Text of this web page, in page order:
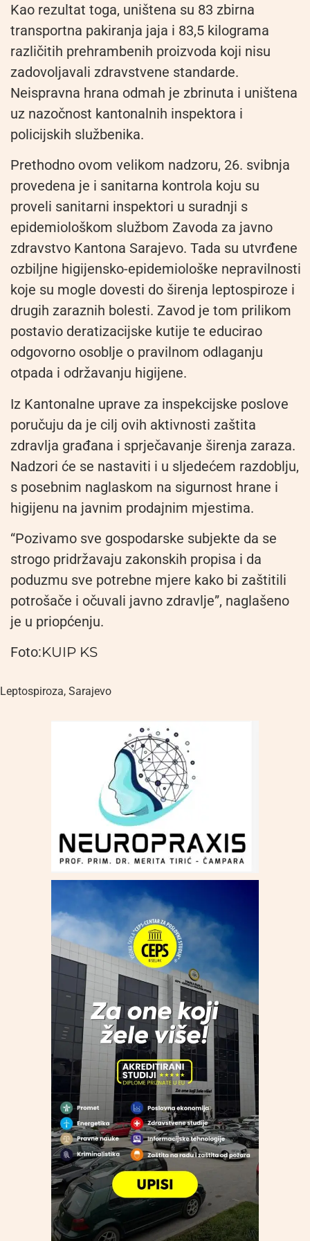
Kao rezultat toga, uništena su 83 zbirna
transportna pakiranja jaja i 83,5 kilograma
različitih prehrambenih proizvoda koji nisu
zadovoljavali zdravstvene standarde.
Neispravna hrana odmah je zbrinuta i uništena
uz nazočnost kantonalnih inspektora i
policijskih službenika.
Prethodno ovom velikom nadzoru, 26. svibnja
provedena je i sanitarna kontrola koju su
proveli sanitarni inspektori u suradnji s
epidemiološkom službom Zavoda za javno
zdravstvo Kantona Sarajevo. Tada su utvrđene
ozbiljne higijensko-epidemiološke nepravilnosti
koje su mogle dovesti do širenja leptospiroze i
drugih zaraznih bolesti. Zavod je tom prilikom
postavio deratizacijske kutije te educirao
odgovorno osoblje o pravilnom odlaganju
otpada i održavanju higijene.
Iz Kantonalne uprave za inspekcijske poslove
poručuju da je cilj ovih aktivnosti zaštita
zdravlja građana i sprječavanje širenja zaraza.
Nadzori će se nastaviti i u sljedećem razdoblju,
s posebnim naglaskom na sigurnost hrane i
higijenu na javnim prodajnim mjestima.
“Pozivamo sve gospodarske subjekte da se
strogo pridržavaju zakonskih propisa i da
poduzmu sve potrebne mjere kako bi zaštitili
potrošače i očuvali javno zdravlje”, naglašeno
je u priopćenju.
Foto:KUIP KS
Leptospiroza, Sarajevo